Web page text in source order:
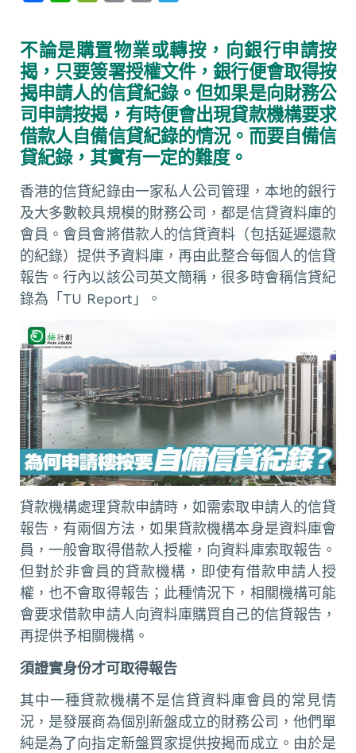
e
b
o
o
k
t
s
A
p
p
h
a
t
i
l
y
L
i
n
k
e
g
a
m
不論是購置物業或轉按，向銀行申請按
揭，只要簽署授權文件，銀行便會取得按
揭申請人的信貸紀錄。但如果是向財務公
司申請按揭，有時便會出現貸款機構要求
借款人自備信貸紀錄的情況。而要自備信
貸紀錄，其實有一定的難度。
香港的信貸紀錄由一家私人公司管理，本地的銀行
及大多數較具規模的財務公司，都是信貸資料庫的
會員。會員會將借款人的信貸資料（包括延遲還款
的紀錄）提供予資料庫，再由此整合每個人的信貸
報告。行內以該公司英文簡稱，很多時會稱信貸紀
錄為「TU Report」。
貸款機構處理貸款申請時，如需索取申請人的信貸
報告，有兩個方法，如果貸款機構本身是資料庫會
員，一般會取得借款人授權，向資料庫索取報告。
但對於非會員的貸款機構，即使有借款申請人授
權，也不會取得報告；此種情況下，相關機構可能
會要求借款申請人向資料庫購買自己的信貸報告，
再提供予相關機構。
須證實身份才可取得報告
其中一種貸款機構不是信貸資料庫會員的常見情
況，是發展商為個別新盤成立的財務公司，他們單
純是為了向指定新盤買家提供按揭而成立。由於是